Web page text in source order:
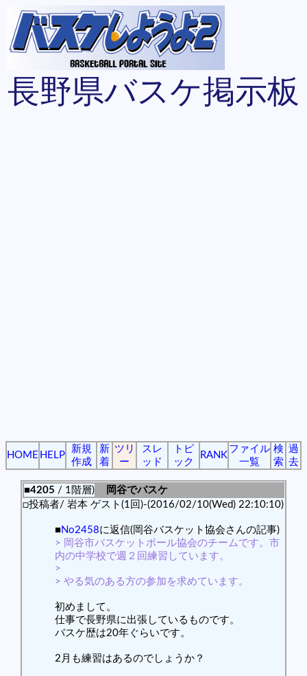
長野県バスケ掲示板
HOME HELP
新規
作成
新
着
ツリ
ー
スレ
ッド
トピ
ック
RANK
ファイル
一覧
検
索
過
去
■4205 / 1階層)
岡谷でバスケ
□投稿者/ 岩本 ゲスト(1回)-(2016/02/10(Wed) 22:10:10)
■No2458に返信(岡谷バスケット協会さんの記事)
> 岡谷市バスケットボール協会のチームです。市
内の中学校で週２回練習しています。
>
> やる気のある方の参加を求めています。
初めまして。
仕事で長野県に出張しているものです。
バスケ歴は20年ぐらいです。
2月も練習はあるのでしょうか？